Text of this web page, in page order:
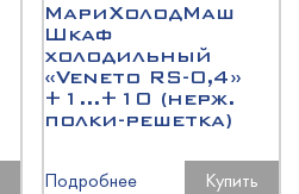
МариХолодМаш
Шкаф
холодильный
«Veneto RS-0,4»
+1...+10 (нерж.
полки-решетка)
Подробнее Купить